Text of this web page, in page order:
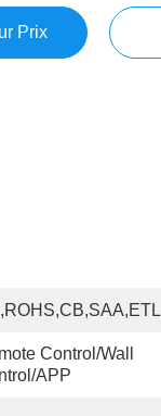
Prix
Control/Wall
APP